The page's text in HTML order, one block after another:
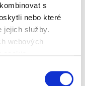
s
nebo které
jejich služby.
webových